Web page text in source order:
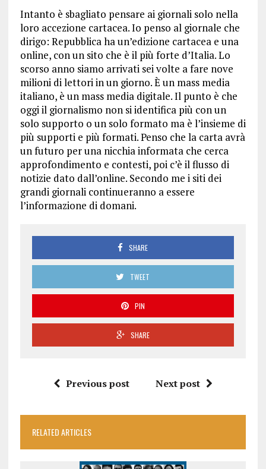
Intanto è sbagliato pensare ai giornali solo nella
loro accezione cartacea. Io penso al giornale che
dirigo: Repubblica ha un’edizione cartacea e una
online, con un sito che è il più forte d’Italia. Lo
scorso anno siamo arrivati sei volte a fare nove
milioni di lettori in un giorno. È un mass media
italiano, è un mass media digitale. Il punto è che
oggi il giornalismo non si identifica più con un
solo supporto o un solo formato ma è l’insieme di
più supporti e più formati. Penso che la carta avrà
un futuro per una nicchia informata che cerca
approfondimento e contesti, poi c’è il flusso di
notizie dato dall’online. Secondo me i siti dei
grandi giornali continueranno a essere
l’informazione di domani.
SHARE
TWEET
PIN
SHARE
Previous post Next post
RELATED ARTICLES